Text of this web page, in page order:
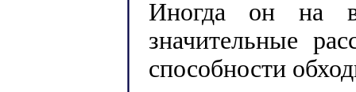
Иногда он на
значительные
способности